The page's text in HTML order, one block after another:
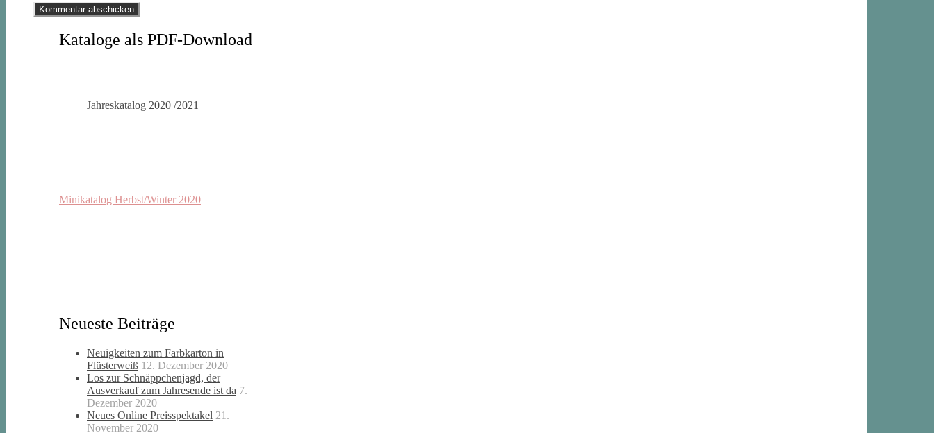
Kataloge als PDF-Download
Jahreskatalog 2020 /2021
Minikatalog Herbst/Winter 2020
Neueste Beiträge
Neuigkeiten zum Farbkarton in
Flüsterweiß 12. Dezember 2020
Los zur Schnäppchenjagd, der
Ausverkauf zum Jahresende ist da 7.
Dezember 2020
Neues Online Preisspektakel 21.
November 2020